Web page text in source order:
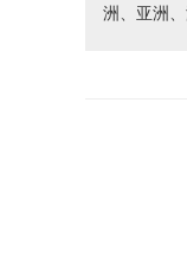
洲、亚洲